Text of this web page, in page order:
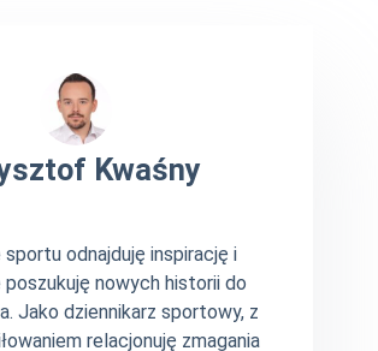
Kwaśny
odnajduję inspirację i
poszukuję nowych historii do
Jako dziennikarz sportowy, z
relacjonuję zmagania